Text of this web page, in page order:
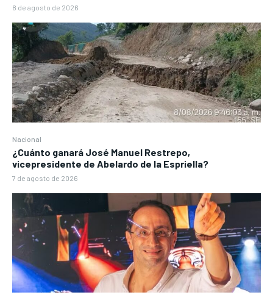
8 de agosto de 2026
Nacional
¿Cuánto ganará José Manuel Restrepo,
vicepresidente de Abelardo de la Espriella?
7 de agosto de 2026